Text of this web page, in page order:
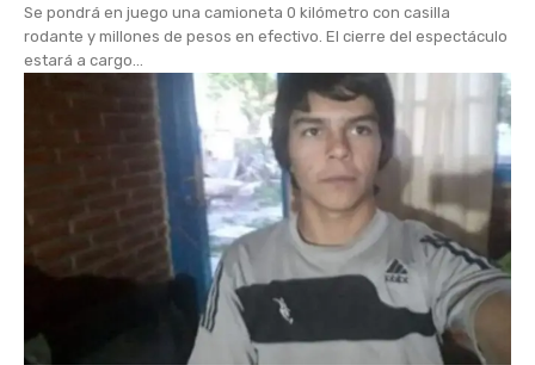
Se pondrá en juego una camioneta 0 kilómetro con casilla
rodante y millones de pesos en efectivo. El cierre del espectáculo
estará a cargo...